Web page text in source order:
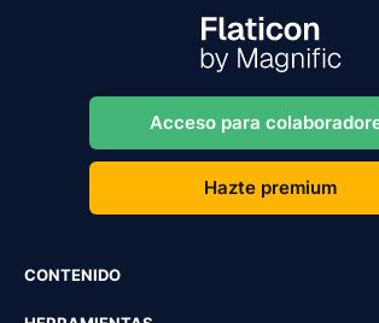
Acceso para
Hazte premium
CONTENIDO